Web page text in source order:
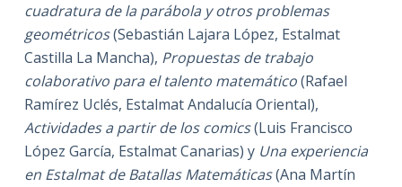
cuadratura de la parábola y otros problemas
geométricos(Sebastián Lajara López, Estalmat
Castilla La Mancha), Propuestas de trabajo
colaborativo para el talento matemático(Rafael
Ramírez Uclés, Estalmat Andalucía Oriental),
Actividades a partir de los comics(Luis Francisco
López García, Estalmat Canarias) y Una experiencia
en Estalmat de Batallas Matemáticas(Ana Martín